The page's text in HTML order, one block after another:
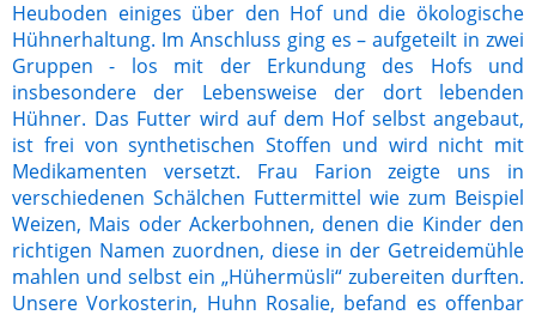
Heuboden einiges über den Hof und die ökologische
Hühnerhaltung. Im Anschluss ging es – aufgeteilt in zwei
Gruppen - los mit der Erkundung des Hofs und
insbesondere der Lebensweise der dort lebenden
Hühner. Das Futter wird auf dem Hof selbst angebaut,
ist frei von synthetischen Stoffen und wird nicht mit
Medikamenten versetzt. Frau Farion zeigte uns in
verschiedenen Schälchen Futtermittel wie zum Beispiel
Weizen, Mais oder Ackerbohnen, denen die Kinder den
richtigen Namen zuordnen, diese in der Getreidemühle
mahlen und selbst ein „Hühermüsli“ zubereiten durften.
Unsere Vorkosterin, Huhn Rosalie, befand es offenbar